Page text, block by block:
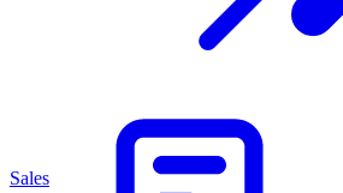
Sales